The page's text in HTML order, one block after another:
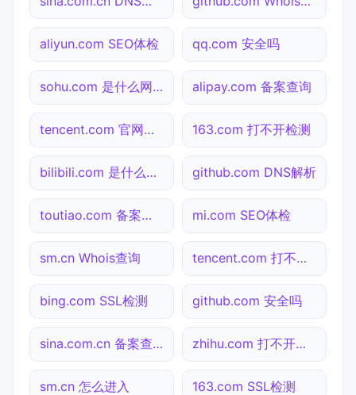
aliyun.com SEO体检 qq.com 安全吗
sohu.com 是什么网站 alipay.com 备案查询
tencent.com 官网入口 163.com 打不开检测
bilibili.com 是什么网站 github.com DNS解析
toutiao.com 备案查询 mi.com SEO体检
sm.cn Whois查询 tencent.com 打不开检测
bing.com SSL检测 github.com 安全吗
sina.com.cn 备案查询 zhihu.com 打不开检测
sm.cn 怎么进入 163.com SSL检测